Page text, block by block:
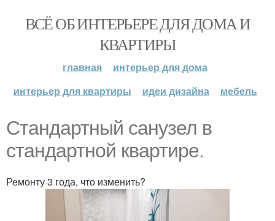
ВСЁ ОБ ИНТЕРЬЕРЕ ДЛЯ ДОМА И
КВАРТИРЫ
главная
интерьер для дома
интерьер для квартиры
идеи дизайна мебель
Стандартный санузел в
стандартной квартире.
Ремонту 3 года, что изменить?